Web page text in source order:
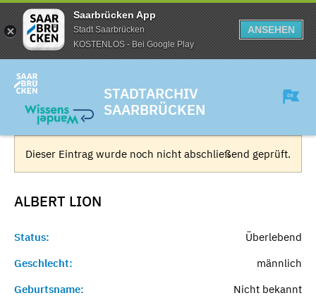
Saarbrücken App
Stadt Saarbrücken
KOSTENLOS - Bei Google Play
ANSEHEN
STADTARCHIV
SAARBRÜCKEN
Dieser Eintrag wurde noch nicht abschließend geprüft.
ALBERT LION
Status:
Überlebend
Geschlecht:
männlich
Geburtsname:
Nicht bekannt